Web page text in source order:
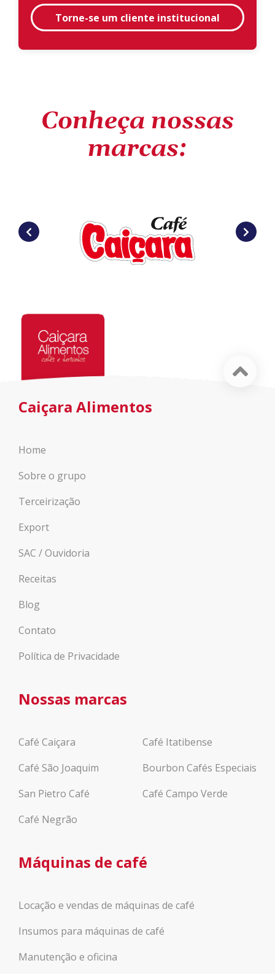
Torne-se um cliente institucional
Conheça nossas
marcas:
Caiçara Alimentos
Home
Sobre o grupo
Terceirização
Export
SAC / Ouvidoria
Receitas
Blog
Contato
Política de Privacidade
Nossas marcas
Café Caiçara
Café São Joaquim
San Pietro Café
Café Negrão
Café Itatibense
Bourbon Cafés Especiais
Café Campo Verde
Máquinas de café
Locação e vendas de máquinas de café
Insumos para máquinas de café
Manutenção e oficina